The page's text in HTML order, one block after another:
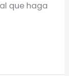
que haga